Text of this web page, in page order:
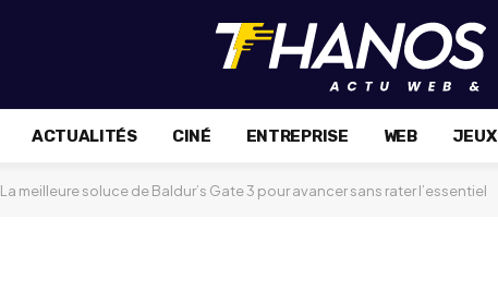
ACTUALITÉS CINÉ ENTREPRISE WEB JEUX
La meilleure soluce de Baldur’s Gate 3 pour avancer sans rater l’essentiel